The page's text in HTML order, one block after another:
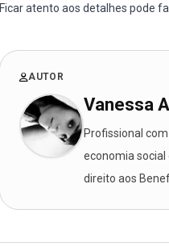
Ficar atento aos detalhes pode
AUTOR
Vanessa
Profissional
economia social
direito aos